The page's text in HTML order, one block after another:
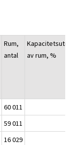
Rum,
antal
av rum, %
60 011
59 011
16 029